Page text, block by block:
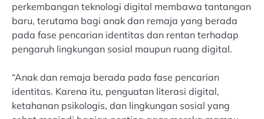
perkembangan teknologi digital membawa tantangan
baru, terutama bagi anak dan remaja yang berada
pada fase pencarian identitas dan rentan terhadap
pengaruh lingkungan sosial maupun ruang digital.
“Anak dan remaja berada pada fase pencarian
identitas. Karena itu, penguatan literasi digital,
ketahanan psikologis, dan lingkungan sosial yang